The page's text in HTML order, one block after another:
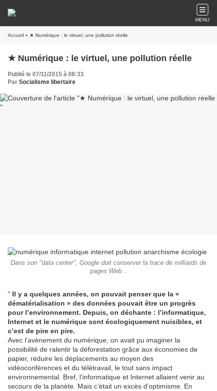
MENU
Accueil » ★ Numérique : le virtuel, une pollution réelle
★ Numérique : le virtuel, une pollution réelle
Publié le 07/11/2015 à 08:33
Par Socialisme libertaire
Dans son "data center", Google doit conserver la trace de milliards de
pages Web...
" Il y a quelques années, on pouvait penser que la «
dématérialisation » des données pouvait être un progrès
pour l’environnement. Depuis, on déchante : l’informatique,
Internet et le numérique sont écologiquement nuisibles, et
c’est de pire en pire.
Avec l’avènement du numérique, on avait pu imaginer la
possibilité de ralentir la déforestation grâce aux économies de
papier, réduire les déplacements au moyen des
vidéoconférences et du télétravail, le tout sans impact
environnemental. Bref, l’informatique et Internet allaient venir au
secours de la planète. Mais c’était un excès d’optimisme. En